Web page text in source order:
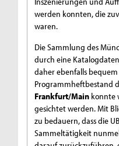
werden konnten, die
waren.
Die Sammlung des
durch eine
daher ebenfalls
Programmheftbestand
Frankfurt/Main konnte
gesichtet werden. Mit
zu bedauern, dass die
Sammeltätigkeit